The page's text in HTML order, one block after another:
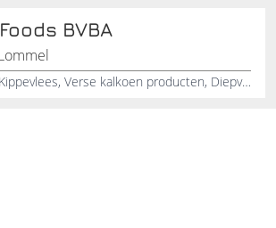
BVBA
Kipspecialiteiten, Kippevlees, Verse kalkoen producten, Diepvries salades, Verse salades, Gevogeltespecialiteiten, Gebakken kip producten